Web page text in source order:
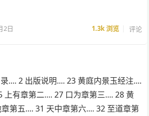
2日 1.3k浏览 评论
.... 2 出版说明.... 23 黄庭内景玉经注....
上有章第二.... 27 口为章第三.... 28 黄
第五.... 31 天中章第六.... 32 至道章第